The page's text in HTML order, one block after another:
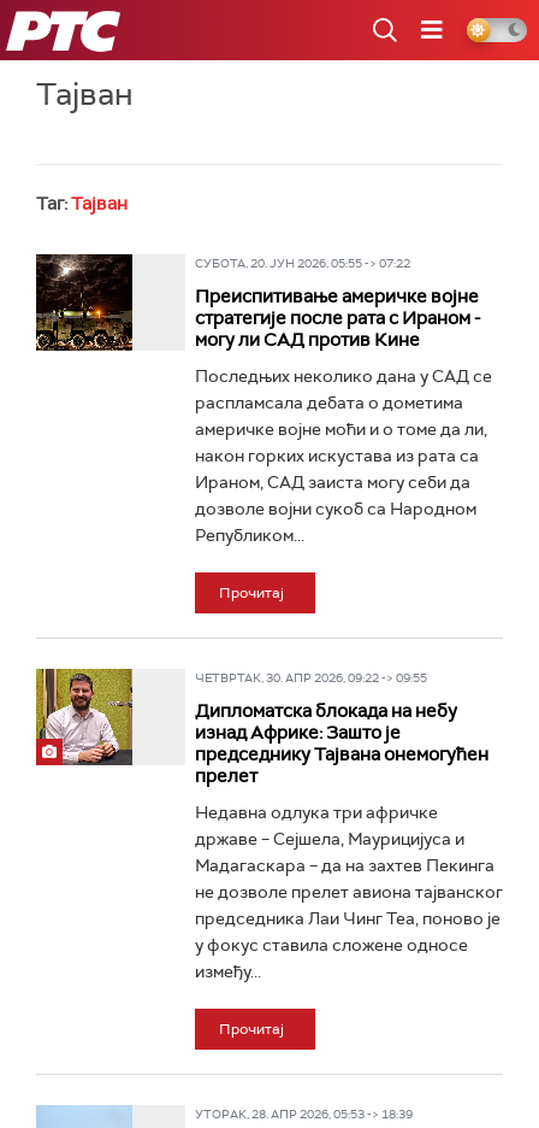
РТС
Тајван
Таг:Тајван
СУБОТА, 20. ЈУН 2026, 05:55 -> 07:22
Преиспитивање америчке војне
стратегије после рата с Ираном -
могу ли САД против Кине
Последњих неколико дана у САД се
распламсала дебата о дометима
америчке војне моћи и о томе да ли,
након горких искустава из рата са
Ираном, САД заиста могу себи да
дозволе војни сукоб са Народном
Републиком...
Прочитај
ЧЕТВРТАК, 30. АПР 2026, 09:22 -> 09:55
Дипломатска блокада на небу
изнад Африке: Зашто је
председнику Тајвана онемогућен
прелет
Недавна одлука три афричке
државе – Сејшела, Маурицијуса и
Мадагаскара – да на захтев Пекинга
не дозволе прелет авиона тајванског
председника Лаи Чинг Теа, поново је
у фокус ставила сложене односе
између...
Прочитај
УТОРАК, 28. АПР 2026, 05:53 -> 18:39